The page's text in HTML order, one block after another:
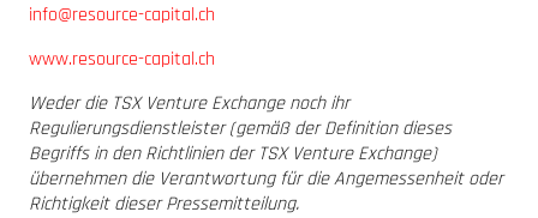
info@resource-capital.ch
www.resource-capital.ch
Weder die TSX Venture Exchange noch ihr
Regulierungsdienstleister (gemäß der Definition dieses
Begriffs in den Richtlinien der TSX Venture Exchange)
übernehmen die Verantwortung für die Angemessenheit oder
Richtigkeit dieser Pressemitteilung.